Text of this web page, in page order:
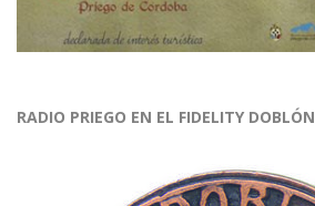
RADIO PRIEGO EN EL FIDELITY DOBLÓN